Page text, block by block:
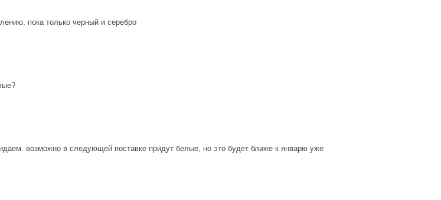
пока только черный и серебро
возможно в следующей поставке придут белые, но это будет ближе к январю уже